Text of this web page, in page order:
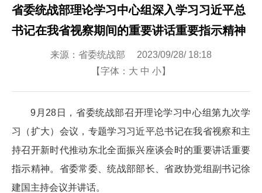
省委统战部理论学习中心组深入学习习近平总
书记在我省视察期间的重要讲话重要指示精神
来源：省委统战部 2023/09/28/ 18:18
【字体： 大 中 小】
9月28日，省委统战部召开理论学习中心组第九次学
习（扩大）会议，专题学习习近平总书记在我省视察和主
持召开新时代推动东北全面振兴座谈会时的重要讲话重要
指示精神。省委常委、统战部部长、省政协党组副书记徐
建国主持会议并讲话。